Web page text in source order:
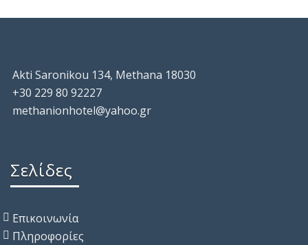
Akti Saronikou 134, Methana 18030
+30 229 80 92227
methanionhotel@yahoo.gr
Σελίδες
Επικοινωνία
Πληροφορίες